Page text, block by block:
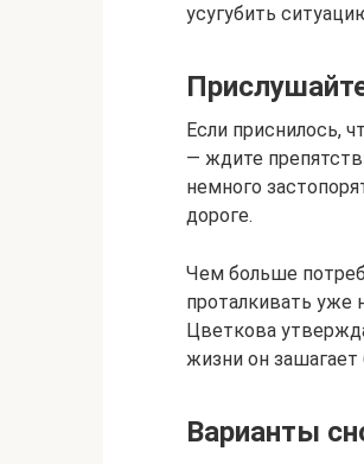
усугубить
Если приснилось,
— ждите
немного
дороге.
Чем больше
проталкивать уже
Цветкова
жизни он зашагает
Варианты